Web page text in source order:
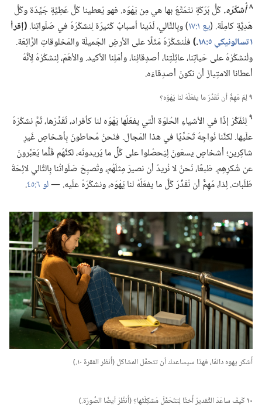
٨أُشكُرْه.‏كُلُّ بَرَكَةٍ نتَمَتَّعُ بها هي مِن يَهْوَه.‏ فهو يُعطينا كُلَّ عَطِيَّةٍ جَيِّدَة وكُلَّ
هَدِيَّةٍ كامِلَة.‏ (‏يع ١:‏١٧ ‏)‏ وبِالتَّالي،‏ لَدَينا أسبابٌ كَثيرَة لِنشكُرَهُ في صَلَواتِنا.‏‏(‏إقرأ
١ تسالونيكي ٥:‏١٨
‏.‏)‏فلْنشكُرْهُ مَثَلًا على الأرضِ الجَميلَة والمَخلوقاتِ الرَّائِعَة.‏
ولْنشكُرْهُ على حَياتِنا،‏ عائِلَتِنا،‏ أصدِقائِنا،‏ وأمَلِنا الأكيد.‏ والأهَمّ،‏ لِنشكُرْهُ لِأنَّهُ
أعطانا الامتِيازَ أن نكونَ أصدِقاءَه.‏
٩لِمَ مُهِمٌّ أن نُقَدِّرَ ما يفعَلُهُ لنا يَهْوَه؟‏
٩لِنُفَكِّرْ إذًا في الأشياءِ الحُلوَة الَّتي يفعَلُها يَهْوَه لنا كأفراد،‏ نُقَدِّرْها،‏ ثُمَّ نشكُرْهُ
علَيها.‏ لكنَّنا نُواجِهُ تَحَدِّيًا في هذا المَجال.‏ فنَحنُ مُحاطونَ بِأشخاصٍ غَيرِ
شاكِرين؛‏ أشخاصٍ يسعَونَ لِيَحصُلوا على كُلِّ ما يُريدونَه،‏ لكنَّهُم قَلَّما يُعَبِّرونَ
عن شُكرِهِم.‏ طَبعًا،‏ نَحنُ لا نُريدُ أن نصيرَ مِثلَهُم،‏ وتُصبِحَ صَلَواتُنا بِالتَّالي لائِحَةَ
طَلَبات.‏ لِذا،‏ مُهِمٌّ أن نُقَدِّرَ كُلَّ ما يفعَلُهُ لنا يَهْوَه،‏ ونشكُرَهُ علَيه.‏ —‏لو ٦:‏٤٥ ‏.‏
أُشكر يهوه دائمًا،‏ فهذا سيساعدك أن تتحمَّل المشاكل (‏أُنظر الفقرة ١٠.‏)‏
١٠كَيفَ ساعَدَ التَّقديرُ أُختًا لِتتَحَمَّلَ مُشكِلَتَها؟‏ (‏أُنظُرْ أيضًا الصُّورَة.‏)‏